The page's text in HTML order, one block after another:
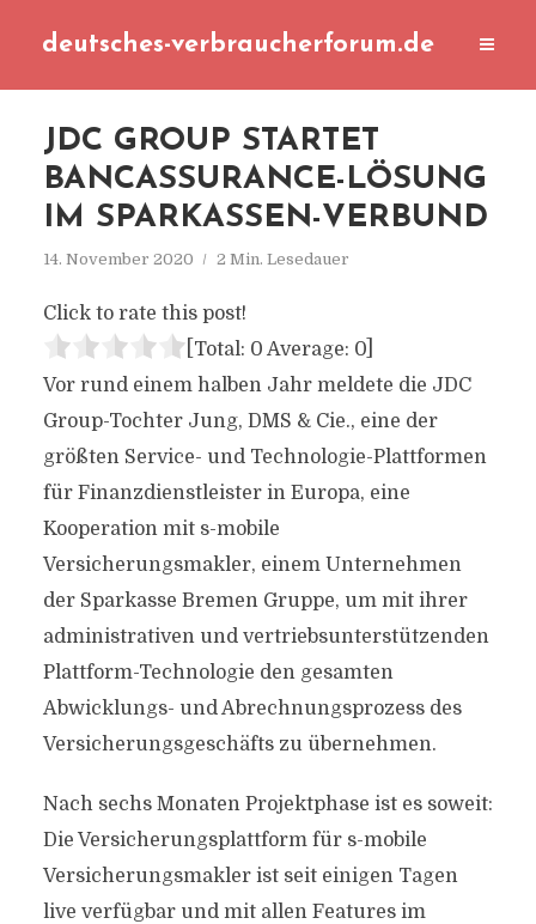
deutsches-verbraucherforum.de
JDC GROUP STARTET
BANCASSURANCE-LÖSUNG
IM SPARKASSEN-VERBUND
14. November 2020 2 Min. Lesedauer
Click to rate this post!
[Total: 0 Average: 0]
Vor rund einem halben Jahr meldete die JDC
Group-Tochter Jung, DMS & Cie., eine der
größten Service- und Technologie-Plattformen
für Finanzdienstleister in Europa, eine
Kooperation mit s-mobile
Versicherungsmakler, einem Unternehmen
der Sparkasse Bremen Gruppe, um mit ihrer
administrativen und vertriebsunterstützenden
Plattform-Technologie den gesamten
Abwicklungs- und Abrechnungsprozess des
Versicherungsgeschäfts zu übernehmen.
Nach sechs Monaten Projektphase ist es soweit:
Die Versicherungsplattform für s-mobile
Versicherungsmakler ist seit einigen Tagen
live verfügbar und mit allen Features im